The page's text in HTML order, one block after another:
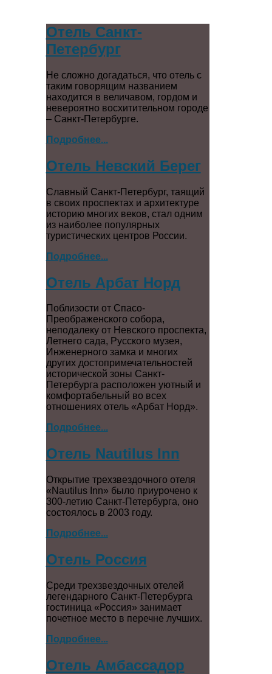
Отель Санкт-
Петербург
Не сложно догадаться, что отель с
таким говорящим названием
находится в величавом, гордом и
невероятно восхитительном городе
– Санкт-Петербурге.
Подробнее...
Отель Невский Берег
Славный Санкт-Петербург, таящий
в своих проспектах и архитектуре
историю многих веков, стал одним
из наиболее популярных
туристических центров России.
Подробнее...
Отель Арбат Норд
Поблизости от Спасо-
Преображенского собора,
неподалеку от Невского проспекта,
Летнего сада, Русского музея,
Инженерного замка и многих
других достопримечательностей
исторической зоны Санкт-
Петербурга расположен уютный и
комфортабельный во всех
отношениях отель «Арбат Норд».
Подробнее...
Отель Nautilus Inn
Открытие трехзвездочного отеля
«Nautilus Inn» было приурочено к
300-летию Санкт-Петербурга, оно
состоялось в 2003 году.
Подробнее...
Отель Россия
Среди трехзвездочных отелей
легендарного Санкт-Петербурга
гостиница «Россия» занимает
почетное место в перечне лучших.
Подробнее...
Отель Амбассадор